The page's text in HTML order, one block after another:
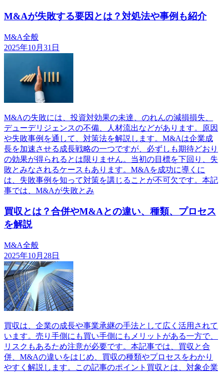
M&Aが失敗する要因とは？対処法や事例も紹介
M&A全般
2025年10月31日
M&Aの失敗には、投資対効果の未達、のれんの減損損失、
デューデリジェンスの不備、人材流出などがあります。原因
や失敗事例を通して、対策法を解説します。M&Aは企業成
長を加速させる成長戦略の一つですが、必ずしも期待どおり
の効果が得られるとは限りません。当初の目標を下回り、失
敗とみなされるケースもあります。M&Aを成功に導くに
は、失敗事例を知って対策を講じることが不可欠です。本記
事では、M&Aが失敗とみ
買収とは？合併やM&Aとの違い、種類、プロセス
を解説
M&A全般
2025年10月28日
買収は、企業の成長や事業承継の手法として広く活用されて
います。売り手側にも買い手側にもメリットがある一方で、
リスクもあるため注意が必要です。本記事では、買収と合
併、M&Aの違いをはじめ、買収の種類やプロセスをわかり
やすく解説します。この記事のポイント買収とは、対象企業